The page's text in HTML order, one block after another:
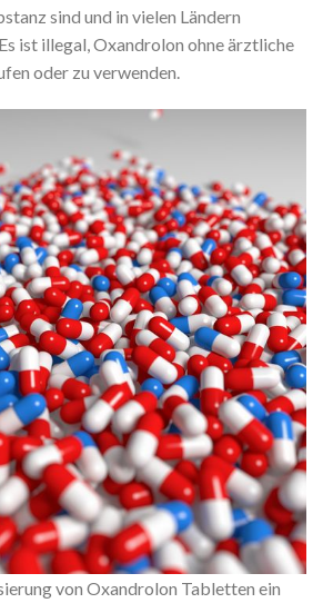
sind und in vielen Ländern
ist illegal, Oxandrolon ohne ärztliche
oder zu verwenden.
von Oxandrolon Tabletten ein